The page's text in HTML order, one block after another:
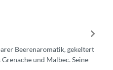
Beerenaromatik, gekeltert
und Malbec. Seine